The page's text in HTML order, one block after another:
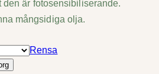
den är fotosensibiliserande.
mångsidiga olja.
Rensa